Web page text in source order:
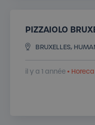
PIZZAIOLO
BRUXELLES,
il y a 1 année• Horeca